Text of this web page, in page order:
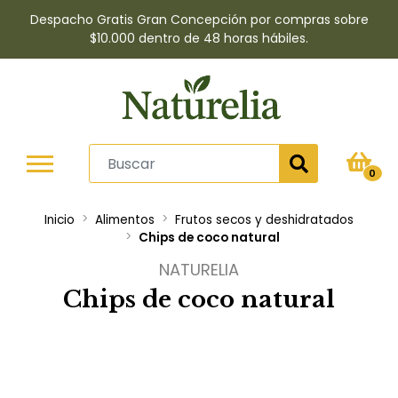
Despacho Gratis Gran Concepción por compras sobre
$10.000 dentro de 48 horas hábiles.
0
Inicio Alimentos
Frutos secos y deshidratados
Chips de coco natural
NATURELIA
Chips de coco natural